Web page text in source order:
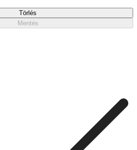
Törlés
Mentés